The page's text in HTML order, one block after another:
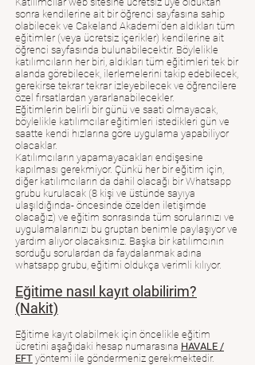
sonra kendilerine ait bir öğrenci sayfasına sahip
olabilecek ve Cakeland Akademi’den aldıkları tüm
eğitimler (veya ücretsiz içerikler) kendilerine ait
öğrenci sayfasında bulunabilecektir. Böylelikle
katılımcıların her biri, aldıkları tüm eğitimleri tek bir
alanda görebilecek, ilerlemelerini takip edebilecek,
gerekirse tekrar tekrar izleyebilecek ve öğrencilere
özel fırsatlardan yararlanabilecekler.
Eğitimlerin belirli bir günü ve saati olmayacak,
böylelikle katılımcılar eğitimleri istedikleri gün ve
saatte kendi hızlarına göre uygulama yapabiliyor
olacaklar.
Katılımcıların yapamayacakları endişesine
kapılması gerekmiyor. Çünkü her bir eğitim için,
diğer katılımcıların da dahil olacağı bir Whatsapp
grubu kurulacak (8 kişi ve üstünde sayıya
ulaşıldığında- öncesinde özelden iletişimde
olacağız) ve eğitim sonrasında tüm sorularınızı ve
uygulamalarınızı bu gruptan benimle paylaşıyor ve
yardım alıyor olacaksınız. Başka bir katılımcının
sorduğu sorulardan da faydalanmak adına
whatsapp grubu, eğitimi oldukça verimli kılıyor.
Eğitime nasıl kayıt olabilirim?
(Nakit)
Eğitime kayıt olabilmek için öncelikle eğitim
ücretini aşağıdaki hesap numarasına HAVALE /
EFT yöntemi ile göndermeniz gerekmektedir.